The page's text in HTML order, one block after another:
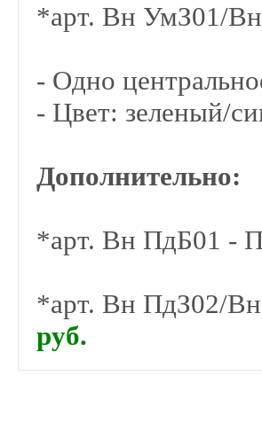
*арт. Вн УмЗ01/
- Одно
- Цвет: зеленый/
Дополнительно:
*арт. Вн ПдБ01 -
*арт. Вн ПдЗ02/
руб.